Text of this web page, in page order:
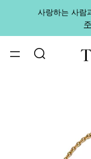
사랑하는 사람